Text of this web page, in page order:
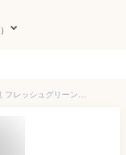
【スーパーSALE P5倍】 ソフランプレミアム消臭 フレッシュグリーンアロマの香り つめかえ用 420ml ライオン LION ソフラン 詰替え 柔軟剤 ニオイ 部屋干し 衣類 洋服 洗濯 洗剤 防臭 汗臭 赤ちゃん ベビー